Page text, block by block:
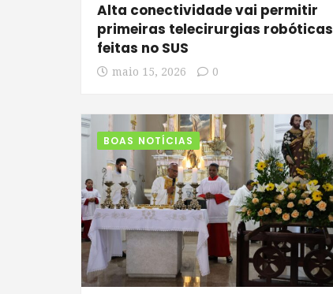
Alta conectividade vai permitir
primeiras telecirurgias robóticas
feitas no SUS
maio 15, 2026 0
BOAS NOTÍCIAS